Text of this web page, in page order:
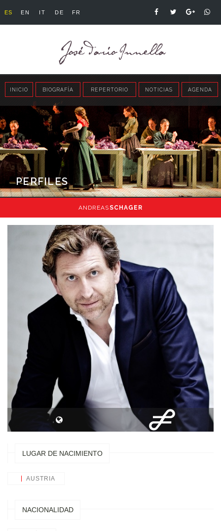
ES EN IT DE FR
INICIO BIOGRAFÍA REPERTORIO NOTICIAS AGENDA
PERFILES
ANDREASSCHAGER
LUGAR DE NACIMIENTO
AUSTRIA
NACIONALIDAD